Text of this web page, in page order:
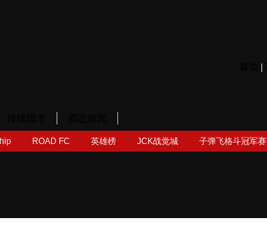
ROAD FC 英雄榜 JCK战觉城 子弹飞格斗冠军赛